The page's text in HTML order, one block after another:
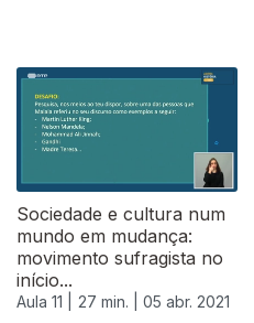
Sociedade e cultura num
mundo em mudança:
movimento sufragista no
início...
Aula 11 | 27 min. | 05 abr. 2021